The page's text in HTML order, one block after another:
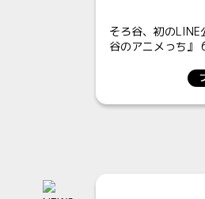
そろ谷、初の
谷のアニメっち』